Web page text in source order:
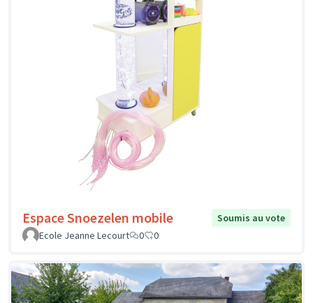
Espace Snoezelen mobile
Soumis au vote
Ecole Jeanne Lecourt
0 0